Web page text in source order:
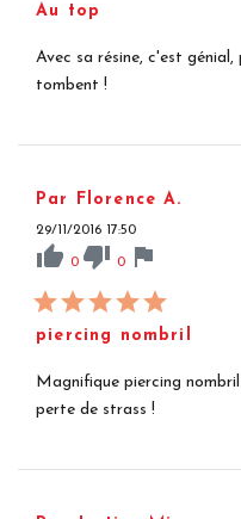
Au top
Avec sa résine, c'est
tombent !
Par Florence A.
29/11/2016 17:50
thumb_up 0 thumb_down 0 flag
piercing nombril
Magnifique piercing
perte de strass !